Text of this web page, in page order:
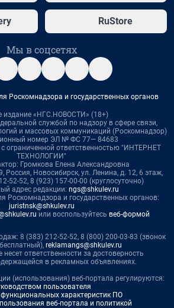
RuStore
Мы в соцсетях
Роскомнадзора и государственных органов
издание «НГС.НОВОСТИ» (18+)
службой по надзору в сфере связи,
и массовых коммуникаций (Роскомнадзор)
номер ЭЛ № ФС 77— 84683
ограниченной ответственностью "ИНТЕРНЕТ
ТЕХНОЛОГИИ"
Громкова Елена Александровна
Россия, Новосибирск, ул. Ленина, д. 12, 6 этаж,
52-52, 8 (923) 157-00-00 (круглосуточно)
адрес редакции: ngs@shkulev.ru
Роскомнадзора и государственных органов:
juristnsk@shkulev.ru
или воспользуйтесь веб-формой
8 (383) 212-52-52, 8 (800) 200-03-83 (звонок
reklamangs@shkulev.ru
несет ответственности за достоверность
в рекламных объявлениях.
(использования) веб-портала регулируются:
пользователя
характеристик ПО
веб-портала и политикой